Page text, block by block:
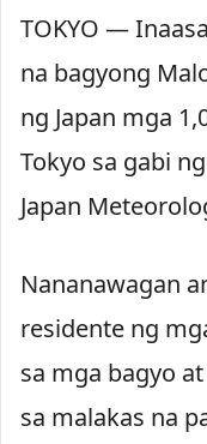
TOKYO —
na bagyong
ng Japan mga
Tokyo sa gabi
Japan
Nananawagan
residente ng
sa mga bagyo
sa malakas na